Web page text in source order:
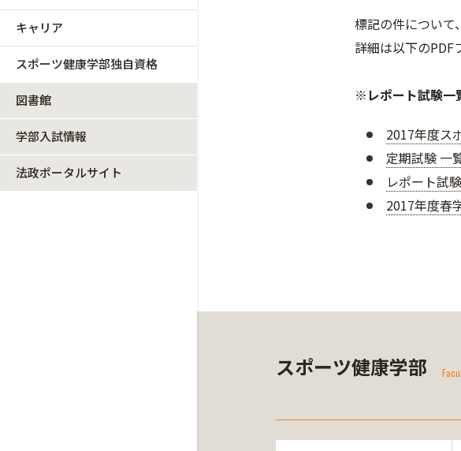
キャリア
スポーツ健康学部独自資格
図書館
学部入試情報
法政ポータルサイト
標記の件について
詳細は以下のPDF
※レポート試験一
2017年度ス
定期試験 一
レポート試
2017年度春
スポーツ健康学部